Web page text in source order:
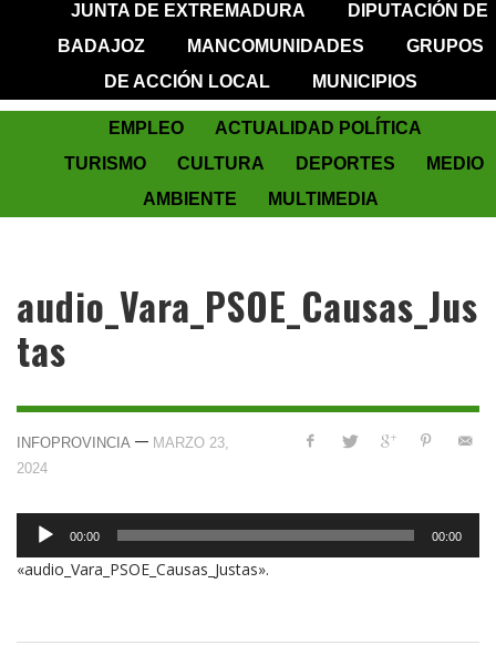
JUNTA DE EXTREMADURA
DIPUTACIÓN DE
BADAJOZ
MANCOMUNIDADES
GRUPOS
DE ACCIÓN LOCAL
MUNICIPIOS
EMPLEO
ACTUALIDAD POLÍTICA
TURISMO
CULTURA DEPORTES
MEDIO
AMBIENTE
MULTIMEDIA
audio_Vara_PSOE_Causas_Jus
tas
INFOPROVINCIA — MARZO 23,
2024
Reproductor
audio
00:00 00:00
«audio_Vara_PSOE_Causas_Justas».